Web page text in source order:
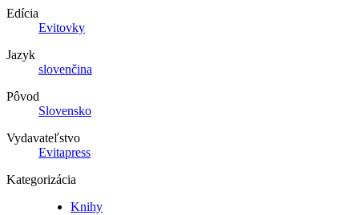
Edícia
Evitovky
Jazyk
slovenčina
Pôvod
Slovensko
Vydavateľstvo
Evitapress
Kategorizácia
Knihy